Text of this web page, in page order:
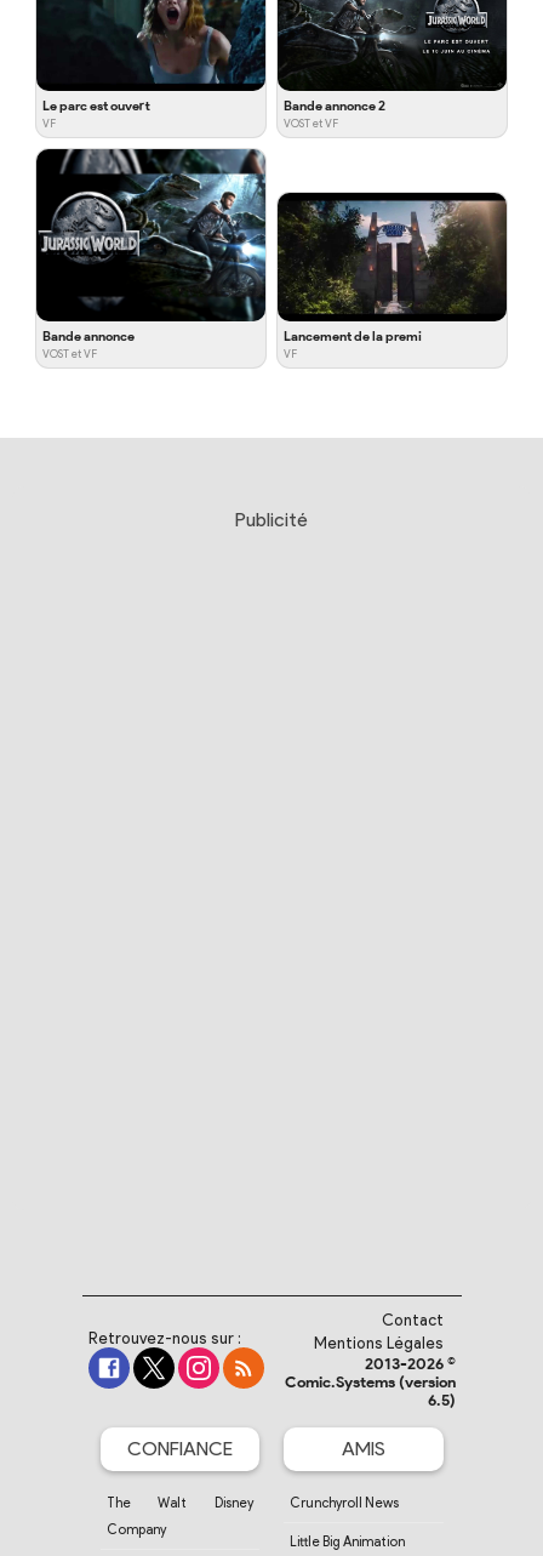
Le parc est ouvert
VF
Bande annonce 2
VOST et VF
Bande annonce
VOST et VF
Lancement de la premi
VF
Publicité
Retrouvez-nous sur :
Contact
Mentions Légales
2013-2026 ©
Comic.Systems (version
6.5)
CONFIANCE
The Walt Disney
Company
AMIS
Crunchyroll News
Little Big Animation